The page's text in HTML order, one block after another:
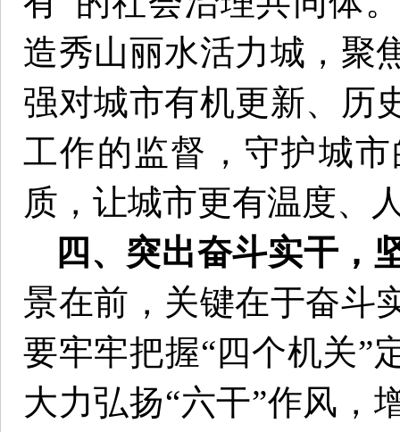
造秀山丽水活力城，聚
强对城市有机更新、历
工作的监督，守护城
质，让城市更有温度、
四、突出奋斗实干，
景在前，关键在于奋斗
要牢牢把握“四个机关”
大力弘扬“六干”作风，